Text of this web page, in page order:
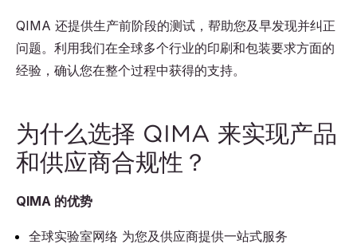
QIMA 还提供生产前阶段的测试，帮助您及早发现并纠正
问题。利用我们在全球多个行业的印刷和包装要求方面的
经验，确认您在整个过程中获得的支持。
为什么选择 QIMA 来实现产品
和供应商合规性？
QIMA 的优势
全球实验室网络 为您及供应商提供一站式服务